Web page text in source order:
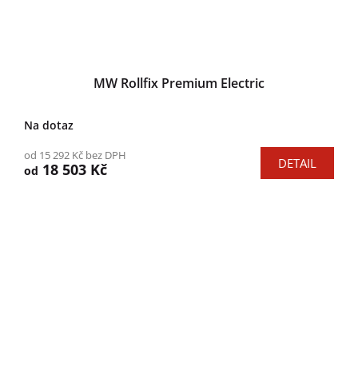
MW Rollfix Premium Electric
Na dotaz
od 15 292 Kč bez DPH
od 18 503 Kč DETAIL